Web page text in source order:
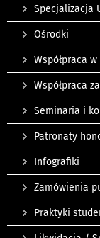
Specjalizacja
Ośrodki
Współpraca
Współpraca
Seminaria i
Patronaty
Infografiki
Zamówienia
Praktyki